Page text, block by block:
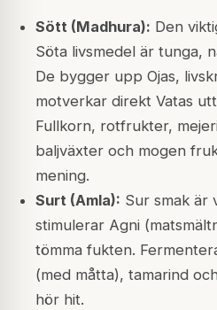
Sött (Madhura): Den
Söta livsmedel är tunga,
De bygger upp Ojas,
motverkar direkt Vatas
Fullkorn, rotfrukter,
baljväxter och mogen
mening.
Surt (Amla): Sur smak är
stimulerar Agni
tömma fukten.
(med måtta), tamarind
hör hit.